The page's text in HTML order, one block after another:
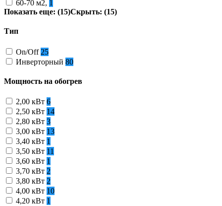
60-70 м2, 1
Показать еще: (15)Скрыть: (15)
Тип
On/Off 25
Инверторный 80
Мощность на обогрев
2,00 кВт 6
2,50 кВт 14
2,80 кВт 3
3,00 кВт 13
3,40 кВт 1
3,50 кВт 11
3,60 кВт 1
3,70 кВт 2
3,80 кВт 2
4,00 кВт 10
4,20 кВт 1